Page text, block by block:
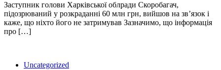
Заступник голови Харківської облради Скоробагач,
підозрюваний у розкраданні 60 млн грн, вийшов на зв’язок і
каже, що ніхто його не затримував Зазначимо, що інформація
про […]
Uncategorized